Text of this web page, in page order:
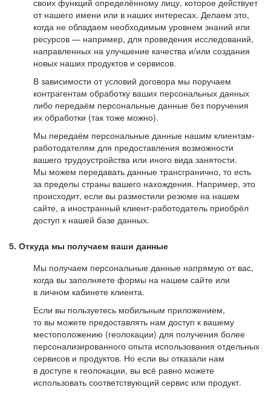
своих функций определённому лицу, которое действует
от нашего имени или в наших интересах. Делаем это,
когда не обладаем необходимым уровнем знаний или
ресурсов — например, для проведения исследований,
направленных на улучшение качества и/или создания
новых наших продуктов и сервисов.
В зависимости от условий договора мы поручаем
контрагентам обработку ваших персональных данных
либо передаём персональные данные без поручения
их обработки (так тоже можно).
Мы передаём персональные данные нашим клиентам-
работодателям для предоставления возможности
вашего трудоустройства или иного вида занятости.
Мы можем передавать данные трансгранично, то есть
за пределы страны вашего нахождения. Например, это
происходит, если вы разместили резюме на нашем
сайте, а иностранный клиент-работодатель приобрёл
доступ к нашей базе данных.
5. Откуда мы получаем ваши данные
Мы получаем персональные данные напрямую от вас,
когда вы заполняете формы на нашем сайте или
в личном кабинете клиента.
Если вы пользуетесь мобильным приложением,
то вы можете предоставлять нам доступ к вашему
местоположению (геолокации) для получения более
персонализированного опыта использования отдельных
сервисов и продуктов. Но если вы отказали нам
в доступе к геолокации, вы всё равно можете
использовать соответствующий сервис или продукт.